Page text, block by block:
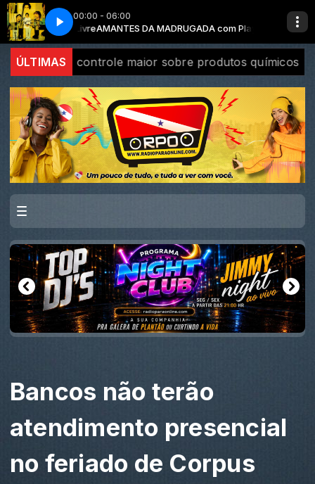
00:00 - 06:00
Playlist LivreAMANTES DA MADRUGADA com Playlist Livre
RADIO PARA ONLINE
MIX TUDO com Playlist Livre
ÚLTIMASmaior sobre produtos químicos
Bancos não terão
atendimento presencial
no feriado de Corpus